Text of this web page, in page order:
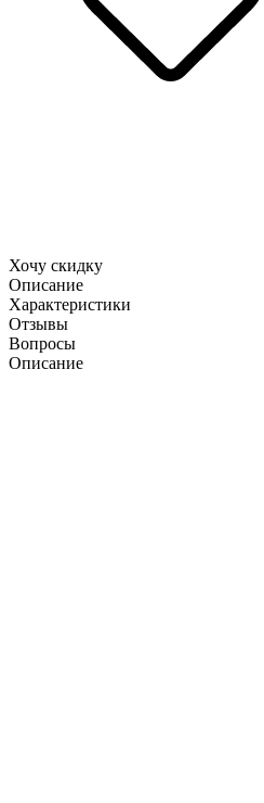
Хочу скидку
Описание
Характеристики
Отзывы
Вопросы
Описание